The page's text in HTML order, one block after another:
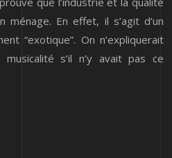
ménage. En effet, il s’agit d’un
“exotique”. On n’expliquerait
s’il n’y avait pas ce